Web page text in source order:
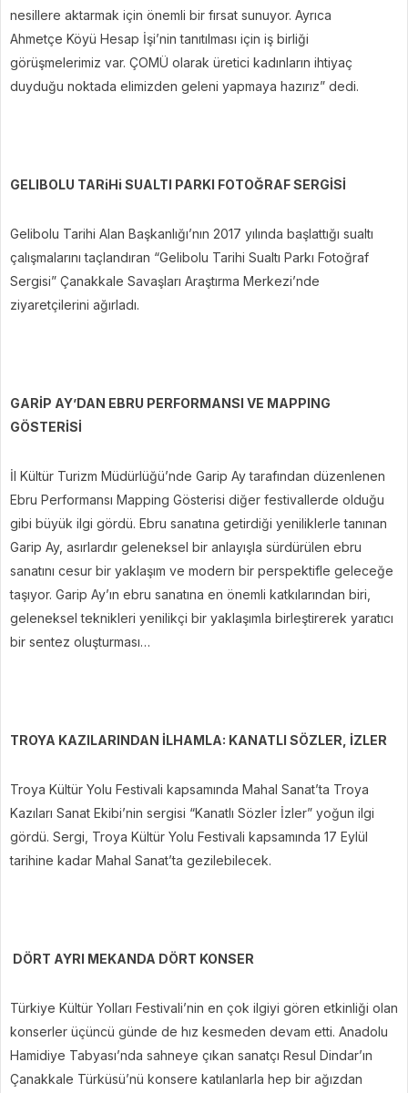
nesillere aktarmak için önemli bir fırsat sunuyor. Ayrıca
Ahmetçe Köyü Hesap İşi’nin tanıtılması için iş birliği
görüşmelerimiz var. ÇOMÜ olarak üretici kadınların ihtiyaç
duyduğu noktada elimizden geleni yapmaya hazırız” dedi.
GELIBOLU TARiHi SUALTI PARKI FOTOĞRAF SERGİSİ
Gelibolu Tarihi Alan Başkanlığı’nın 2017 yılında başlattığı sualtı
çalışmalarını taçlandıran “Gelibolu Tarihi Sualtı Parkı Fotoğraf
Sergisi” Çanakkale Savaşları Araştırma Merkezi’nde
ziyaretçilerini ağırladı.
GARİP AY’DAN EBRU PERFORMANSI VE MAPPING
GÖSTERİSİ
İl Kültür Turizm Müdürlüğü’nde Garip Ay tarafından düzenlenen
Ebru Performansı Mapping Gösterisi diğer festivallerde olduğu
gibi büyük ilgi gördü. Ebru sanatına getirdiği yeniliklerle tanınan
Garip Ay, asırlardır geleneksel bir anlayışla sürdürülen ebru
sanatını cesur bir yaklaşım ve modern bir perspektifle geleceğe
taşıyor. Garip Ay’ın ebru sanatına en önemli katkılarından biri,
geleneksel teknikleri yenilikçi bir yaklaşımla birleştirerek yaratıcı
bir sentez oluşturması…
TROYA KAZILARINDAN İLHAMLA: KANATLI SÖZLER, İZLER
Troya Kültür Yolu Festivali kapsamında Mahal Sanat’ta Troya
Kazıları Sanat Ekibi’nin sergisi “Kanatlı Sözler İzler” yoğun ilgi
gördü. Sergi, Troya Kültür Yolu Festivali kapsamında 17 Eylül
tarihine kadar Mahal Sanat’ta gezilebilecek.
DÖRT AYRI MEKANDA DÖRT KONSER
Türkiye Kültür Yolları Festivali’nin en çok ilgiyi gören etkinliği olan
konserler üçüncü günde de hız kesmeden devam etti. Anadolu
Hamidiye Tabyası’nda sahneye çıkan sanatçı Resul Dindar’ın
Çanakkale Türküsü’nü konsere katılanlarla hep bir ağızdan